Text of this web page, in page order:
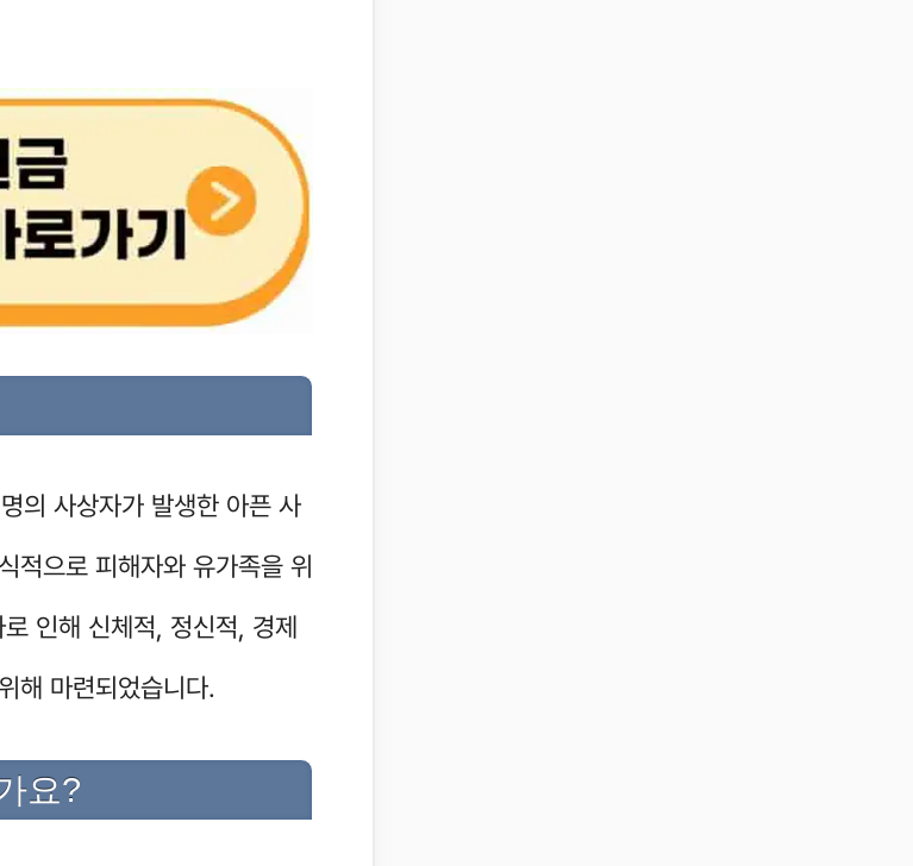
의 사상자가 발생한 아픈 사
적으로 피해자와 유가족을 위
인해 신체적, 정신적, 경제
해 마련되었습니다.
요?